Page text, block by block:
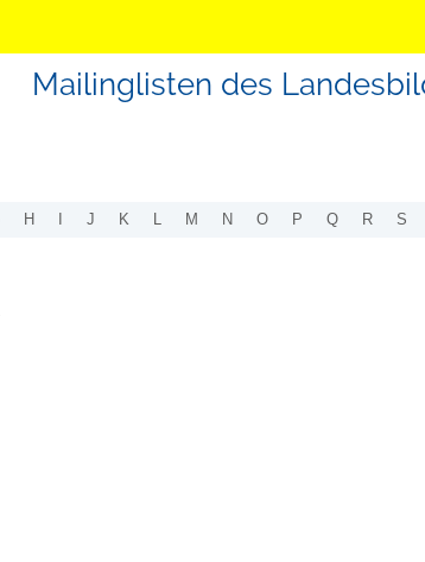
Mailinglisten des
H J K L M N O P Q R S